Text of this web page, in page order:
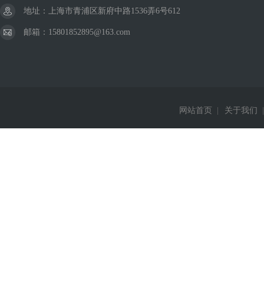
地址：上海市青浦区新府中路1536弄6号612
邮箱：15801852895@163.com
网站首页 关于我们